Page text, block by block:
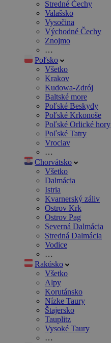
Stredné Čechy
Valašsko
Vysočina
Východné Čechy
Znojmo
…
Poľsko
Všetko
Krakov
Kudowa-Zdrój
Baltské more
Poľské Beskydy
Poľské Krkonoše
Poľské Orlické hory
Poľské Tatry
Vroclav
…
Chorvátsko
Všetko
Dalmácia
Istria
Kvarnerský záliv
Ostrov Krk
Ostrov Pag
Severná Dalmácia
Stredná Dalmácia
Vodice
…
Rakúsko
Všetko
Alpy
Korutánsko
Nízke Taury
Štajersko
Tauplitz
Vysoké Taury
…